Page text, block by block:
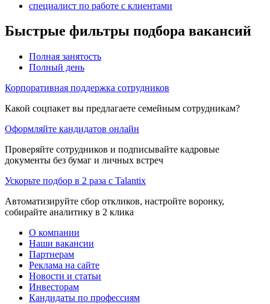
специалист по работе с клиентами
Быстрые фильтры подбора вакансий
Полная занятость
Полный день
Корпоративная поддержка сотрудников
Какой соцпакет вы предлагаете семейным сотрудникам?
Оформляйте кандидатов онлайн
Проверяйте сотрудников и подписывайте кадровые
документы без бумаг и личных встреч
Ускорьте подбор в 2 раза с Talantix
Автоматизируйте сбор откликов, настройте воронку,
собирайте аналитику в 2 клика
О компании
Наши вакансии
Партнерам
Реклама на сайте
Новости и статьи
Инвесторам
Кандидаты по профессиям